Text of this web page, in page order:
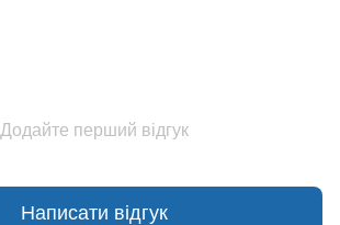
Додайте перший відгук
Написати відгук